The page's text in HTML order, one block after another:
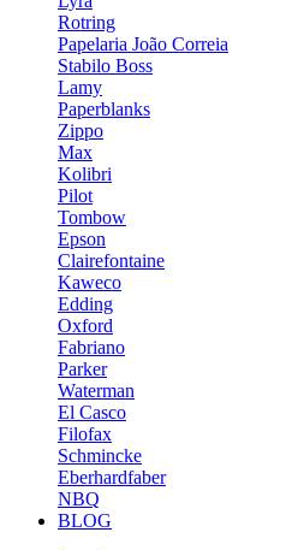
Rotring
Papelaria João Correia
Stabilo Boss
Lamy
Paperblanks
Zippo
Max
Kolibri
Pilot
Tombow
Epson
Clairefontaine
Kaweco
Edding
Oxford
Fabriano
Parker
Waterman
El Casco
Filofax
Schmincke
Eberhardfaber
NBQ
BLOG